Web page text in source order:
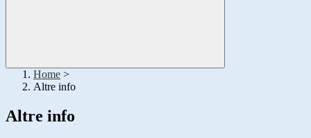
Home >
Altre info
Altre info